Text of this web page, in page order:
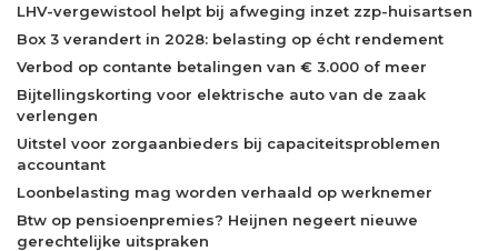
LHV-vergewistool helpt bij afweging inzet zzp-huisartsen
Box 3 verandert in 2028: belasting op écht rendement
Verbod op contante betalingen van € 3.000 of meer
Bijtellingskorting voor elektrische auto van de zaak
verlengen
Uitstel voor zorgaanbieders bij capaciteitsproblemen
accountant
Loonbelasting mag worden verhaald op werknemer
Btw op pensioenpremies? Heijnen negeert nieuwe
gerechtelijke uitspraken